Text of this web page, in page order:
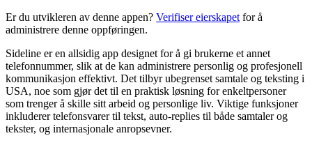
Er du utvikleren av denne appen? Verifiser eierskapet for å
administrere denne oppføringen.
Sideline er en allsidig app designet for å gi brukerne et annet
telefonnummer, slik at de kan administrere personlig og profesjonell
kommunikasjon effektivt. Det tilbyr ubegrenset samtale og teksting i
USA, noe som gjør det til en praktisk løsning for enkeltpersoner
som trenger å skille sitt arbeid og personlige liv. Viktige funksjoner
inkluderer telefonsvarer til tekst, auto-replies til både samtaler og
tekster, og internasjonale anropsevner.